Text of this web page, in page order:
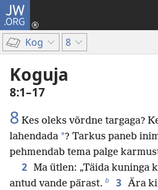
JW.ORG
Kog 8
Koguja
8:1–17
8 Kes oleks võrdne targaga?
lahendada *? Tarkus paneb
pehmendab tema palge
2 Ma ütlen: „Täida kuninga
antud vande pärast. b 3 Ära